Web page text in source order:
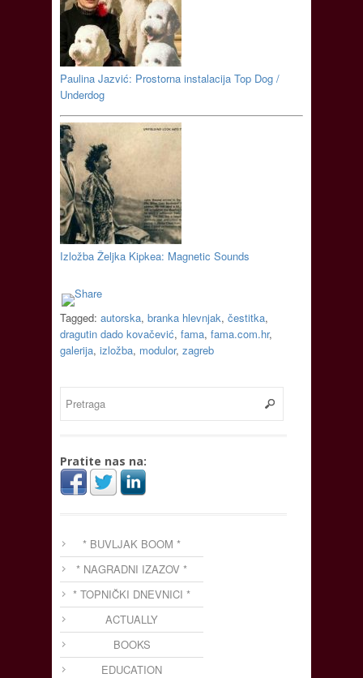
Paulina Jazvić: Prostorna instalacija Top Dog /
Underdog
Izložba Željka Kipkea: Magnetic Sounds
Tagged: autorska, branka hlevnjak, čestitka,
dragutin dado kovačević, fama, fama.com.hr,
galerija, izložba, modulor, zagreb
Pratite nas na:
* BUVLJAK BOOM *
* NAGRADNI IZAZOV *
* TOPNIČKI DNEVNICI *
ACTUALLY
BOOKS
EDUCATION